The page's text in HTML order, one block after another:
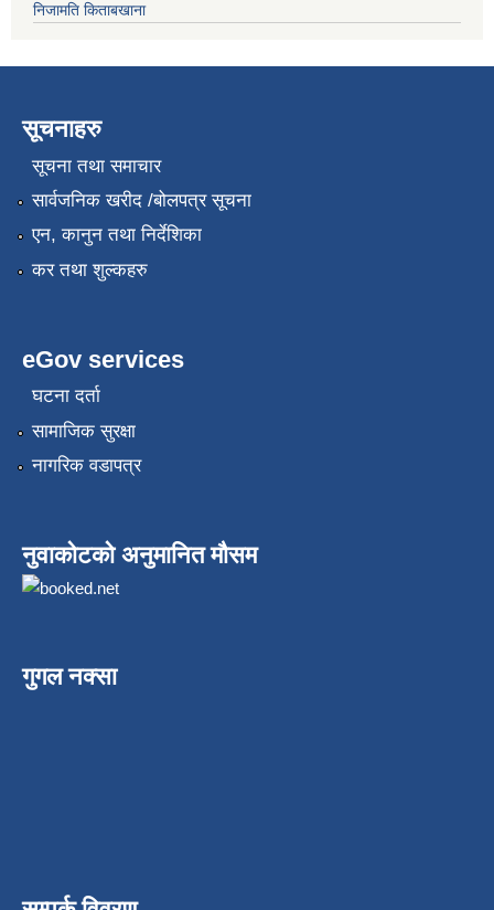
निजामति किताबखाना
सूचनाहरु
सूचना तथा समाचार
सार्वजनिक खरीद /बोलपत्र सूचना
एन, कानुन तथा निर्देशिका
कर तथा शुल्कहरु
eGov services
घटना दर्ता
सामाजिक सुरक्षा
नागरिक वडापत्र
नुवाकोटको अनुमानित मौसम
गुगल नक्सा